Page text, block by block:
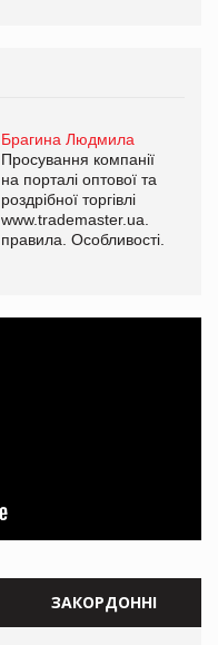
Брагина Людмила
Просування компанії
на порталі оптової та
роздрібної торгівлі
www.trademaster.ua.
правила. Особливості.
ЗАКОРДОННІ